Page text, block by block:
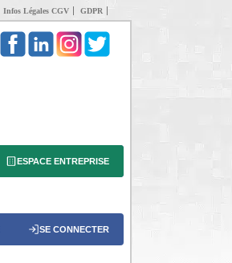
Infos Légales CGV GDPR
ESPACE ENTREPRISE
SE CONNECTER